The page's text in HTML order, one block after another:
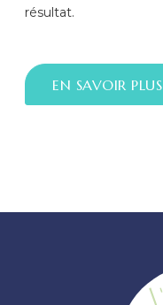
résultat.
EN SAVOIR PLUS